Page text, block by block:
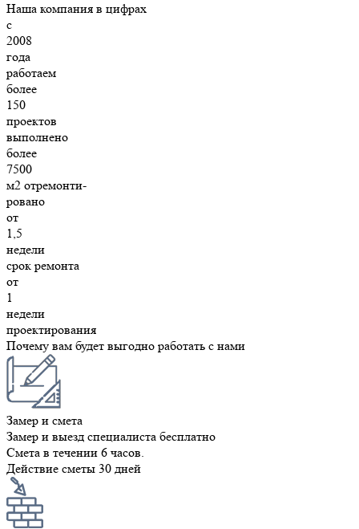
Наша компания в цифрах
с
2008
года
работаем
более
150
проектов
выполнено
более
7500
м2 отремонти-
ровано
от
1,5
недели
срок ремонта
от
1
недели
проектирования
Почему вам будет выгодно работать с нами
Замер и смета
Замер и выезд специалиста бесплатно
Смета в течении 6 часов.
Действие сметы 30 дней